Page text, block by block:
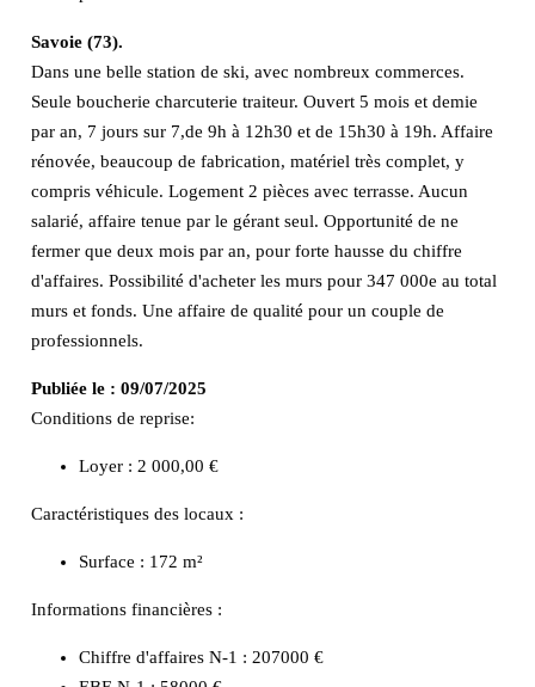
Savoie (73).
Dans une belle station de ski, avec nombreux commerces.
Seule boucherie charcuterie traiteur. Ouvert 5 mois et demie
par an, 7 jours sur 7,de 9h à 12h30 et de 15h30 à 19h. Affaire
rénovée, beaucoup de fabrication, matériel très complet, y
compris véhicule. Logement 2 pièces avec terrasse. Aucun
salarié, affaire tenue par le gérant seul. Opportunité de ne
fermer que deux mois par an, pour forte hausse du chiffre
d'affaires. Possibilité d'acheter les murs pour 347 000e au total
murs et fonds. Une affaire de qualité pour un couple de
professionnels.
Publiée le : 09/07/2025
Conditions de reprise:
Loyer : 2 000,00 €
Caractéristiques des locaux :
Surface : 172 m²
Informations financières :
Chiffre d'affaires N-1 : 207000 €